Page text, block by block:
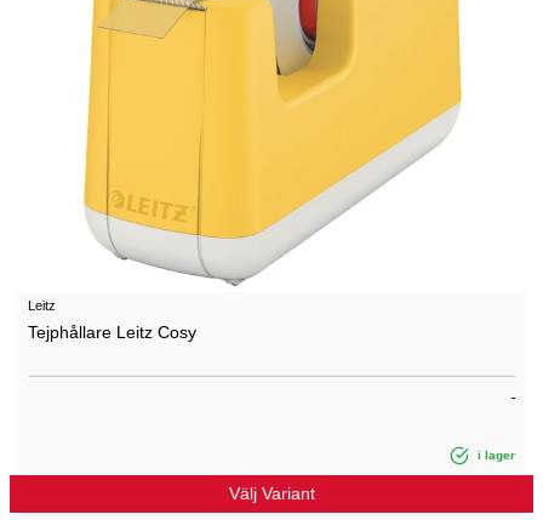
Leitz
Tejphållare Leitz Cosy
i lager
Välj Variant